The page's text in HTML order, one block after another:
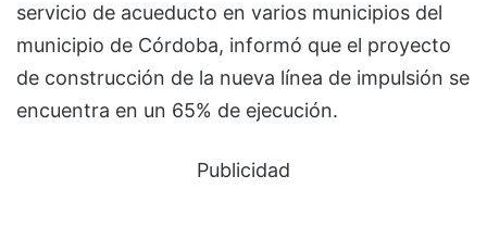
servicio de acueducto en varios municipios del
municipio de Córdoba, informó que el proyecto
de construcción de la nueva línea de impulsión se
encuentra en un 65% de ejecución.
Publicidad